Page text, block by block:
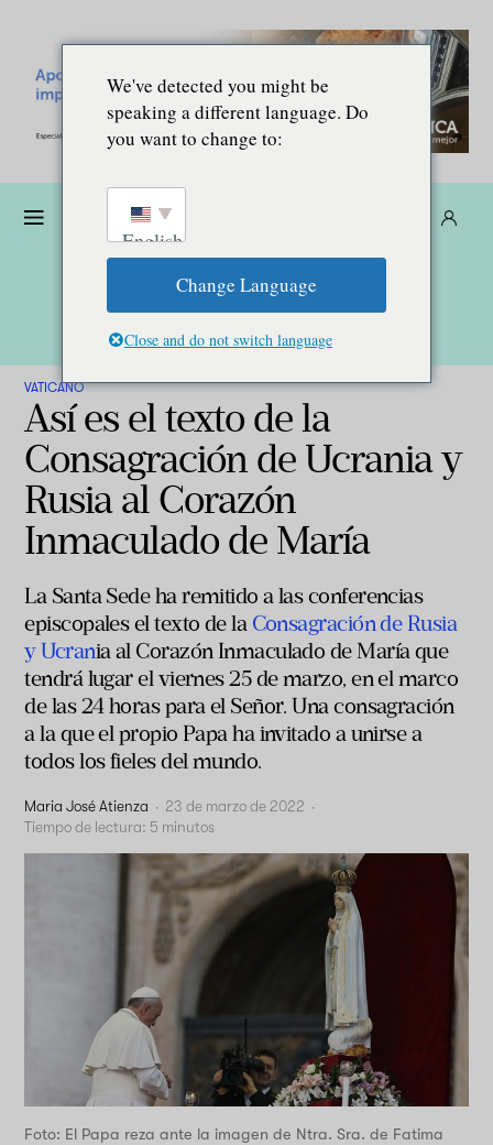
VATICANO
Así es el texto de la
Consagración de Ucrania y
Rusia al Corazón
Inmaculado de María
La Santa Sede ha remitido a las conferencias
episcopales el texto de la Consagración de Rusia
y Ucrania al Corazón Inmaculado de María que
tendrá lugar el viernes 25 de marzo, en el marco
de las 24 horas para el Señor. Una consagración
a la que el propio Papa ha invitado a unirse a
todos los fieles del mundo.
Maria José Atienza · 23 de marzo de 2022 ·
Tiempo de lectura: 5 minutos
Foto: El Papa reza ante la imagen de Ntra. Sra. de Fatima
We've detected you might be
speaking a different language. Do
you want to change to:
English
Change Language
Close and do not switch language